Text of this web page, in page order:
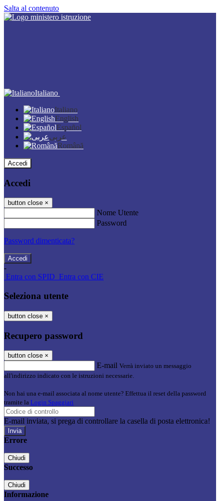
Salta al contenuto
Italiano
Italiano
English
Español
عربى
Română
Accedi
Accedi
button close ×
Nome Utente
Password
Password dimenticata?
-
Entra con SPID Entra con CIE
Seleziona utente
button close ×
Recupero password
button close ×
E-mail Verrà inviato un messaggio
all'indirizzo indicato con le istruzioni necessarie.
Non hai una e-mail associata al nome utente? Effettua il reset della password
tramite la Login Spaggiari
E-mail inviata, si prega di controllare la casella di posta elettronica!
Errore
Chiudi
Successo
Chiudi
Informazione